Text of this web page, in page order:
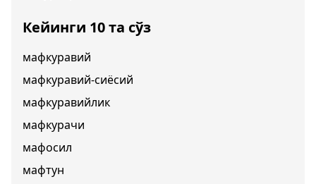
Кейинги 10 та сўз
мафкуравий
мафкуравий-сиёсий
мафкуравийлик
мафкурачи
мафосил
мафтун